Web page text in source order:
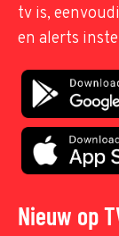
tv is,
en alerts
Nieuw op